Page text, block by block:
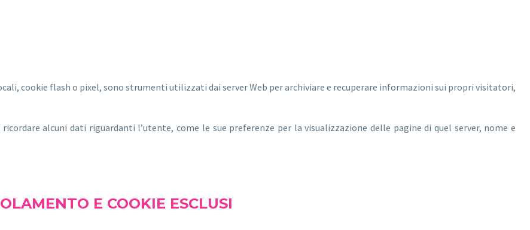
cookie flash o pixel, sono strumenti utilizzati dai server Web per archiviare e recuperare informazioni sui propri visitatori,
alcuni dati riguardanti l’utente, come le sue preferenze per la visualizzazione delle pagine di quel server, nome e
E COOKIE ESCLUSI